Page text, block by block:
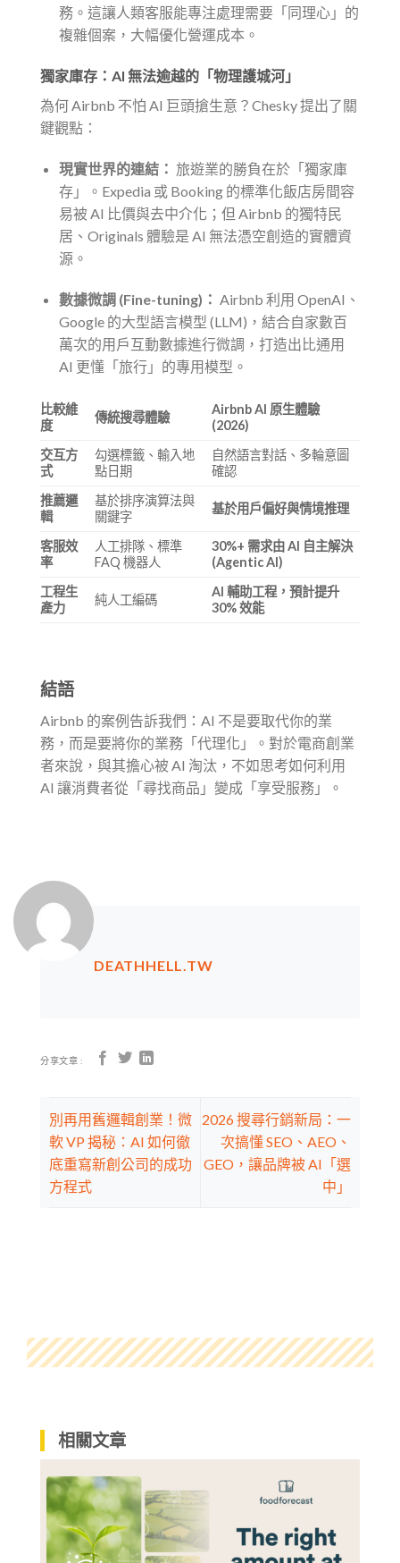
務。這讓人類客服能專注處理需要「同理心」的
複雜個案，大幅優化營運成本。
獨家庫存：AI 無法逾越的「物理護城河」
為何 Airbnb 不怕 AI 巨頭搶生意？Chesky 提出了關
鍵觀點：
現實世界的連結： 旅遊業的勝負在於「獨家庫
存」。Expedia 或 Booking 的標準化飯店房間容
易被 AI 比價與去中介化；但 Airbnb 的獨特民
居、Originals 體驗是 AI 無法憑空創造的實體資
源。
數據微調 (Fine-tuning)： Airbnb 利用 OpenAI、
Google 的大型語言模型 (LLM)，結合自家數百
萬次的用戶互動數據進行微調，打造出比通用
AI 更懂「旅行」的專用模型。
比較維
度
傳統搜尋體驗
Airbnb AI 原生體驗
(2026)
交互方
式
勾選標籤、輸入地
點日期
自然語言對話、多輪意圖
確認
推薦邏
輯
基於排序演算法與
關鍵字
基於用戶偏好與情境推理
客服效
率
人工排隊、標準
FAQ 機器人
30%+ 需求由 AI 自主解決
(Agentic AI)
工程生
產力
純人工編碼
AI 輔助工程，預計提升
30% 效能
結語
Airbnb 的案例告訴我們：AI 不是要取代你的業
務，而是要將你的業務「代理化」。對於電商創業
者來說，與其擔心被 AI 淘汰，不如思考如何利用
AI 讓消費者從「尋找商品」變成「享受服務」。
DEATHHELL.TW
分享文章 :
別再用舊邏輯創業！微
軟 VP 揭秘：AI 如何徹
底重寫新創公司的成功
方程式
2026 搜尋行銷新局：一
次搞懂 SEO、AEO、
GEO，讓品牌被 AI「選
中」
相關文章